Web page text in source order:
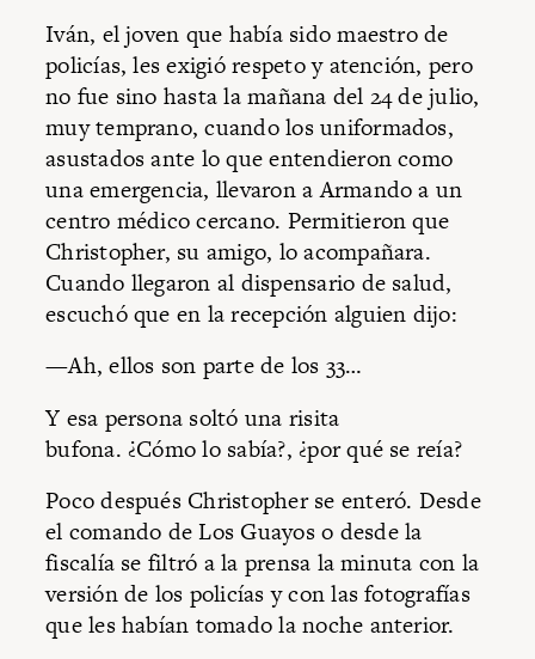
Iván, el joven que había sido maestro de
policías, les exigió respeto y atención, pero
no fue sino hasta la mañana del 24 de julio,
muy temprano, cuando los uniformados,
asustados ante lo que entendieron como
una emergencia, llevaron a Armando a un
centro médico cercano. Permitieron que
Christopher, su amigo, lo acompañara.
Cuando llegaron al dispensario de salud,
escuchó que en la recepción alguien dijo:
—Ah, ellos son parte de los 33…
Y esa persona soltó una risita
bufona. ¿Cómo lo sabía?, ¿por qué se reía?
Poco después Christopher se enteró. Desde
el comando de Los Guayos o desde la
fiscalía se filtró a la prensa la minuta con la
versión de los policías y con las fotografías
que les habían tomado la noche anterior.